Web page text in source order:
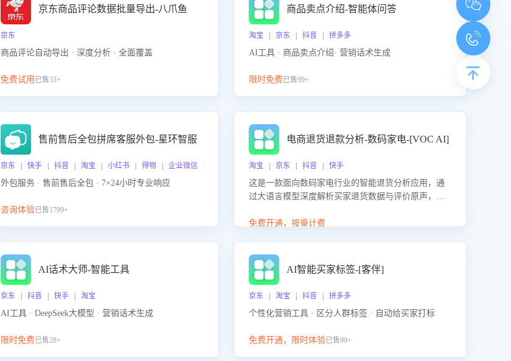
京东商品评论数据批量导出-八爪鱼
京东
商品评论自动导出 · 深度分析 · 全面覆盖
免费试用 已售33+
商品卖点介绍-智能体问答
淘宝 | 京东 | 抖音 | 拼多多
AI工具 · 商品卖点介绍· 营销话术生成
限时免费已售99+
售前售后全包拼席客服外包-星环智服
京东 | 快手 | 抖音 | 淘宝 | 小红书 | 得物 | 企业微信 | 跨平台
外包服务 · 售前售后全包 · 7×24小时专业响应
咨询体验已售1799+
电商退货退款分析-数码家电-[VOC AI]
淘宝 | 京东 | 抖音 | 快手
这是一款面向数码家电行业的智能退货分析应用，通
过大语言模型深度解析买家退货数据与评价原声，精
因，并输出可落地的改进建议，通过挖掘用户痛点驱
免费开通，按量计费
AI话术大师-智能工具
京东 | 抖音 | 快手 | 淘宝
AI工具 · DeepSeek大模型 · 营销话术生成
限时免费已售28+
AI智能买家标签-[客伴]
京东 | 淘宝 | 抖音 | 拼多多
个性化营销工具 · 区分人群标签 · 自动给买家打标
免费开通，限时体验已售99+